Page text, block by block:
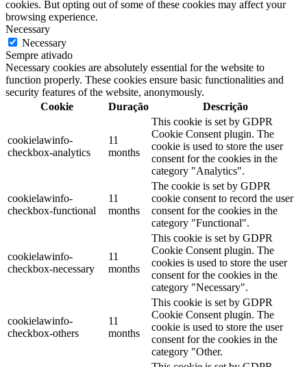
cookies. But opting out of some of these cookies may affect your
browsing experience.
Necessary
Necessary
Sempre ativado
Necessary cookies are absolutely essential for the website to
function properly. These cookies ensure basic functionalities and
security features of the website, anonymously.
Cookie
Duração Descrição
cookielawinfo-
checkbox-analytics
11
months
This cookie is set by GDPR
Cookie Consent plugin. The
cookie is used to store the user
consent for the cookies in the
category "Analytics".
cookielawinfo-
checkbox-functional
11
months
The cookie is set by GDPR
cookie consent to record the user
consent for the cookies in the
category "Functional".
cookielawinfo-
checkbox-necessary
11
months
This cookie is set by GDPR
Cookie Consent plugin. The
cookies is used to store the user
consent for the cookies in the
category "Necessary".
cookielawinfo-
checkbox-others
11
months
This cookie is set by GDPR
Cookie Consent plugin. The
cookie is used to store the user
consent for the cookies in the
category "Other.